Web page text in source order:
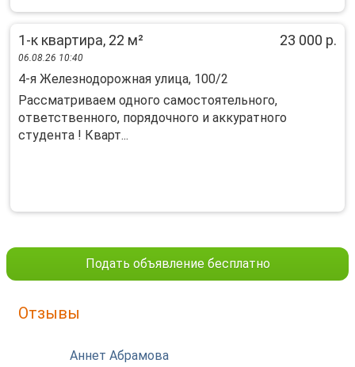
1-к квартира, 22 м² 23 000 р.
06.08.26 10:40
4-я Железнодорожная улица, 100/2
Рассматриваем одного самостоятельного,
ответственного, порядочного и аккуратного
студента ! Кварт...
Подать объявление бесплатно
Отзывы
Аннет Абрамова